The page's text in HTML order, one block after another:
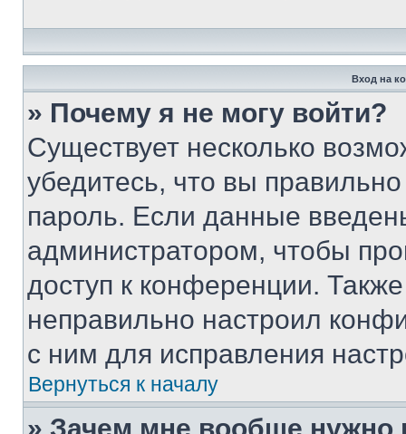
Вход на
» Почему я не могу войти?
Существует несколько
убедитесь, что вы
пароль. Если данные
администратором, чтобы
доступ к конференции.
неправильно настроил
с ним для исправления
Вернуться к началу